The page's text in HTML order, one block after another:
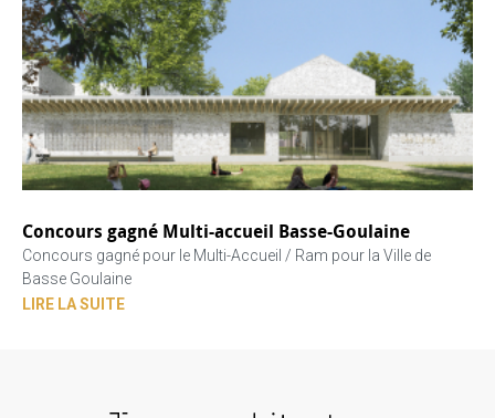
Concours gagné Multi-accueil Basse-Goulaine
Concours gagné pour le Multi-Accueil / Ram pour la Ville de
Basse Goulaine
LIRE LA SUITE